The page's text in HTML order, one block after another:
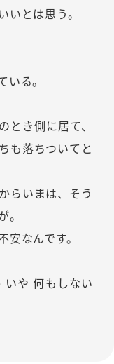
いとは思う。
いる。
とき側に居て、
も落ちついてと
らいまは、そう
。
なんです。
いや 何もしない